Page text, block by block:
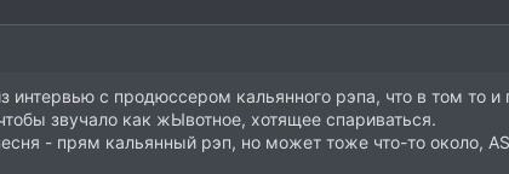
с продюссером кальянного рэпа, что в том то и
звучало как жЫвотное, хотящее спариваться.
- прям кальянный рэп, но может тоже что-то